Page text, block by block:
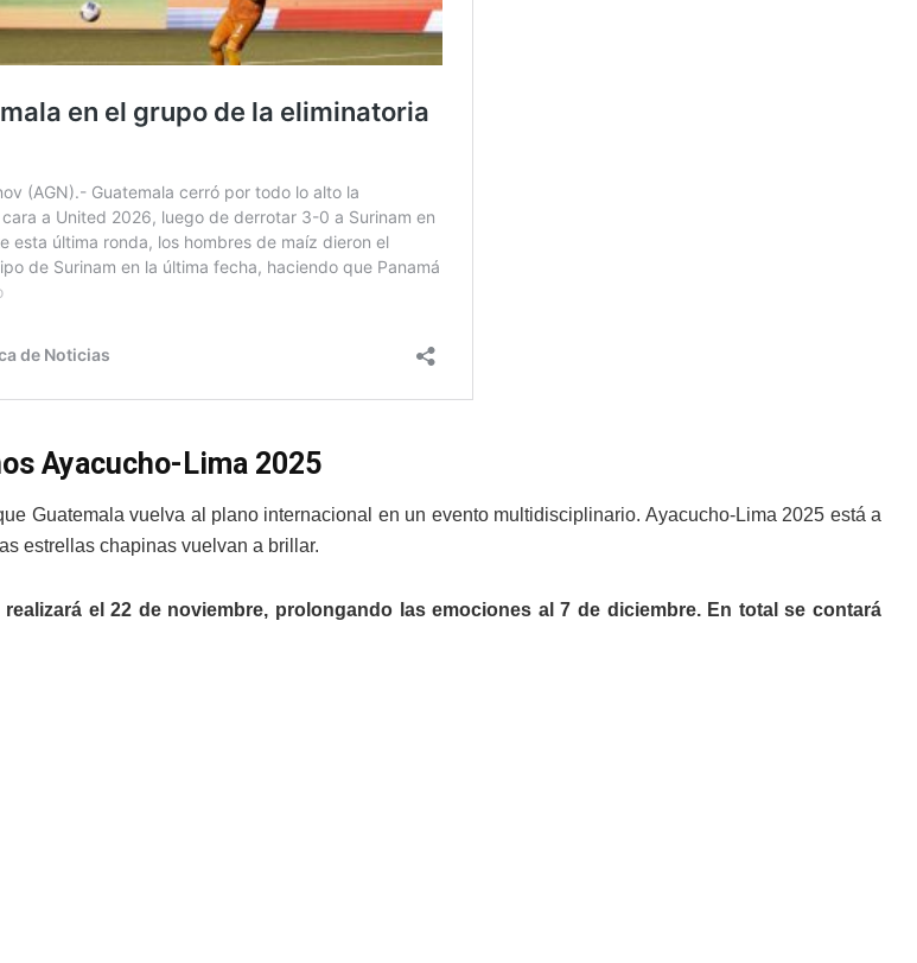
Ayacucho-Lima 2025
Guatemala vuelva al plano internacional en un evento multidisciplinario. Ayacucho-Lima 2025 está a
estrellas chapinas vuelvan a brillar.
el 22 de noviembre, prolongando las emociones al 7 de diciembre. En total se contará